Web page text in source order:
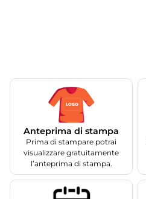
Anteprima di stampa
Prima di stampare potrai
visualizzare gratuitamente
l’anteprima di stampa.